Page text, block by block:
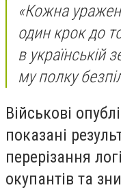
«Кожна
один крок до
в українській
му полку
Військові
показані
перерізання
окупантів та